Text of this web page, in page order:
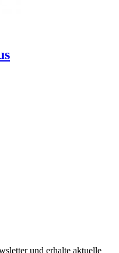
und erhalte aktuelle